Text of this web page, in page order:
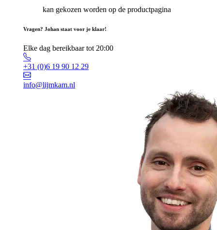
kan gekozen worden op de productpagina
Vragen? Johan staat voor je klaar!
Elke dag bereikbaar tot 20:00
+31 (0)6 19 90 12 29
info@lijmkam.nl